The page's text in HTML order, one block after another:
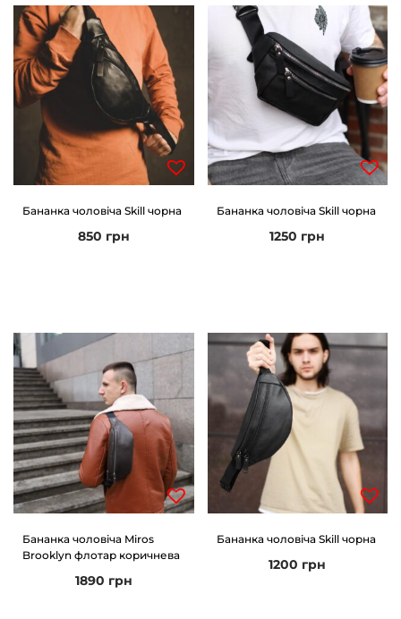
і
с
т
ь
Бананка чоловіча Skill чорна
850 грн
Бананка чоловіча Skill чорна
1250 грн
Бананка чоловіча Miros
Brooklyn флотар коричнева
1890 грн
Бананка чоловіча Skill чорна
1200 грн